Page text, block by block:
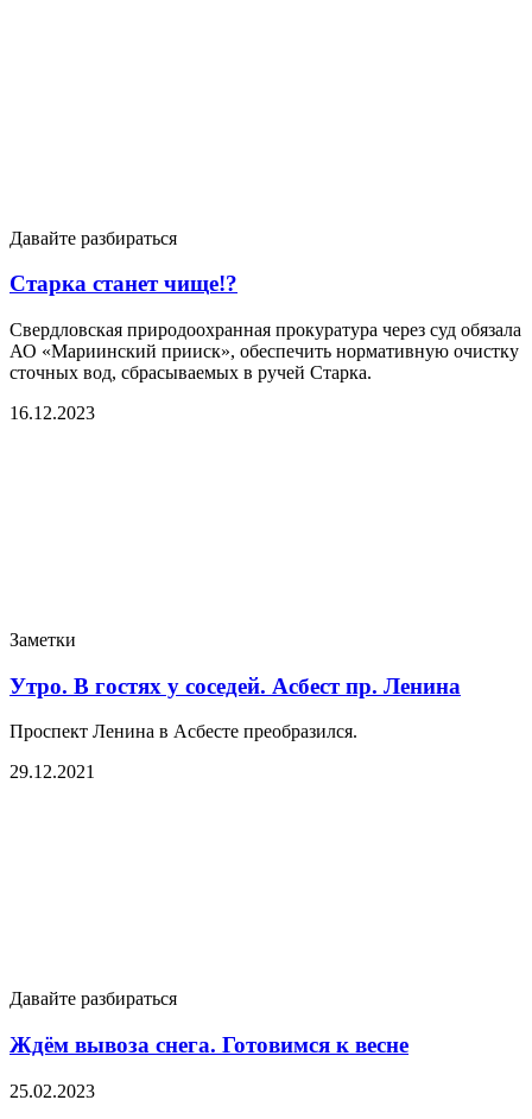
Давайте разбираться
Старка станет чище!?
Свердловская природоохранная прокуратура через суд обязала
АО «Мариинский прииск», обеспечить нормативную очистку
сточных вод, сбрасываемых в ручей Старка.
16.12.2023
Заметки
Утро. В гостях у соседей. Асбест пр. Ленина
Проспект Ленина в Асбесте преобразился.
29.12.2021
Давайте разбираться
Ждём вывоза снега. Готовимся к весне
25.02.2023